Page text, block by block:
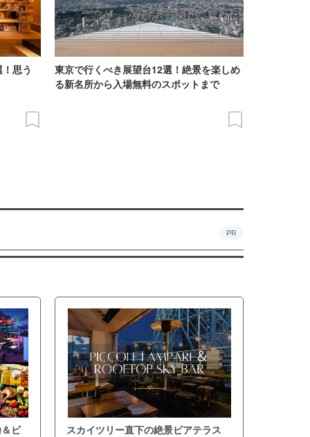
思う
東京で行くべき展望台12選！絶景を楽しめ
る新名所から入場無料のスポットまで
PR
ビ スカイツリー直下の絶景ビアテラス